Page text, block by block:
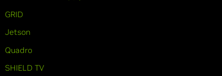
GRID
Jetson
Quadro
SHIELD TV